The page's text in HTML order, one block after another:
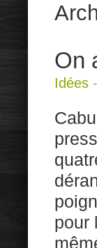
On
Idées -
pour